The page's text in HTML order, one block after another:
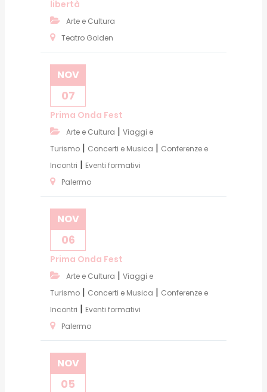
libertà
Arte e Cultura
Teatro Golden
NOV
07
Prima Onda Fest
Arte e Cultura | Viaggi e
Turismo | Concerti e Musica | Conferenze e
Incontri | Eventi formativi
Palermo
NOV
06
Prima Onda Fest
Arte e Cultura | Viaggi e
Turismo | Concerti e Musica | Conferenze e
Incontri | Eventi formativi
Palermo
NOV
05